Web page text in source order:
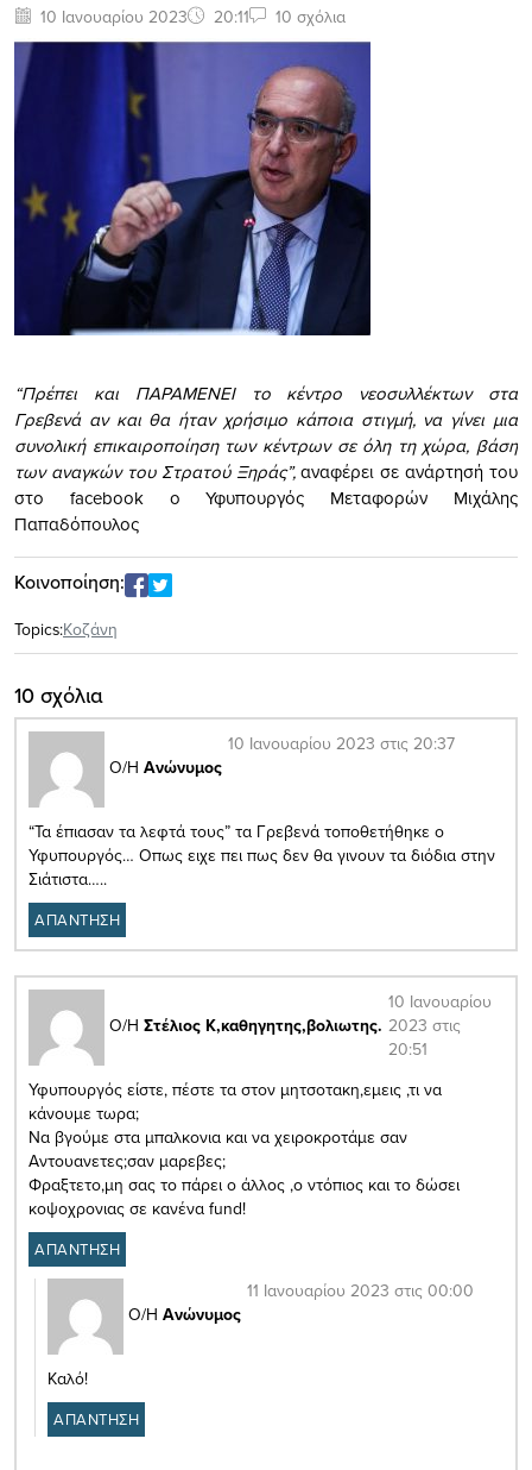
10 Ιανουαρίου 2023 20:11 10 σχόλια
“Πρέπει και ΠΑΡΑΜΕΝΕΙ το κέντρο νεοσυλλέκτων στα
Γρεβενά αν και θα ήταν χρήσιμο κάποια στιγμή, να γίνει μια
συνολική επικαιροποίηση των κέντρων σε όλη τη χώρα, βάση
των αναγκών του Στρατού Ξηράς”,αναφέρει σε ανάρτησή του
στο facebook o Υφυπουργός Μεταφορών Μιχάλης
Παπαδόπουλος
Κοινοποίηση:
Topics:Κοζάνη
10 σχόλια
Ο/Η Ανώνυμος
10 Ιανουαρίου 2023 στις 20:37
“Τα έπιασαν τα λεφτά τους” τα Γρεβενά τοποθετήθηκε ο
Υφυπουργός… Οπως ειχε πει πως δεν θα γινουν τα διόδια στην
Σιάτιστα…..
ΑΠΑΝΤΗΣΗ
Ο/Η Στέλιος Κ,καθηγητης,βολιωτης.
10 Ιανουαρίου
2023 στις
20:51
Υφυπουργός είστε, πέστε τα στον μητσοτακη,εμεις ,τι να
κάνουμε τωρα;
Να βγούμε στα μπαλκονια και να χειροκροτάμε σαν
Αντουανετες;σαν μαρεβες;
Φραξτετο,μη σας το πάρει ο άλλος ,ο ντόπιος και το δώσει
κοψοχρονιας σε κανένα fund!
ΑΠΑΝΤΗΣΗ
Ο/Η Ανώνυμος
11 Ιανουαρίου 2023 στις 00:00
Καλό!
ΑΠΑΝΤΗΣΗ